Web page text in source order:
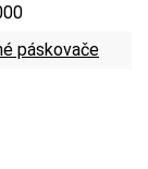
páskovače